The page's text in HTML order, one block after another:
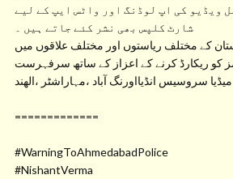
ویڈیو کی اپ لوڈنگ اور واٹس ایپ کے لیے
شارٹ کلپس بھی نشر کئے جاتے ہیں ۔
کے مختلف ریاستوں اور مختلف علاقوں میں
کو ریکارڈ کرنے کے اعزاز کے ساتھ سرفہرست
سروسیس انڈیااورنگ آباد ،مہاراشٹر ،الھند
=============
#WarningToAhmedabadPolice
#NishantVerma